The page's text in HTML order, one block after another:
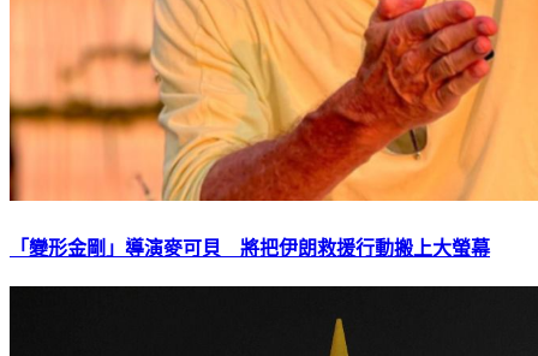
「變形金剛」導演麥可貝 將把伊朗救援行動搬上大螢幕